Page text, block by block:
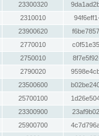
23300320
2310010
23900620
2770010
2750010
2790020
23500600
25700100
23300900
25900700